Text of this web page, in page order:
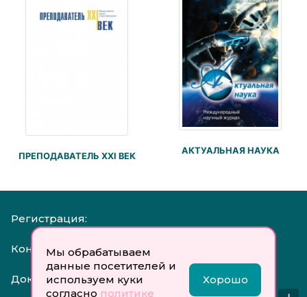
Мы обрабатываем
данные посетителей и
используем куки
согласно политике
Хорошо
ПРЕПОДАВАТЕЛЬ XXI ВЕК
АКТУАЛЬНАЯ НАУКА
Регистрация:
Контакты:
Документы: